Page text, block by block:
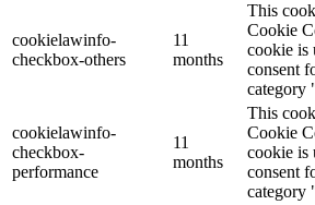
cookielawinfo-
checkbox-others
11
months
This
Cookie
cookie is
consent
category
cookielawinfo-
checkbox-
performance
11
months
This
Cookie
cookie is
consent
category